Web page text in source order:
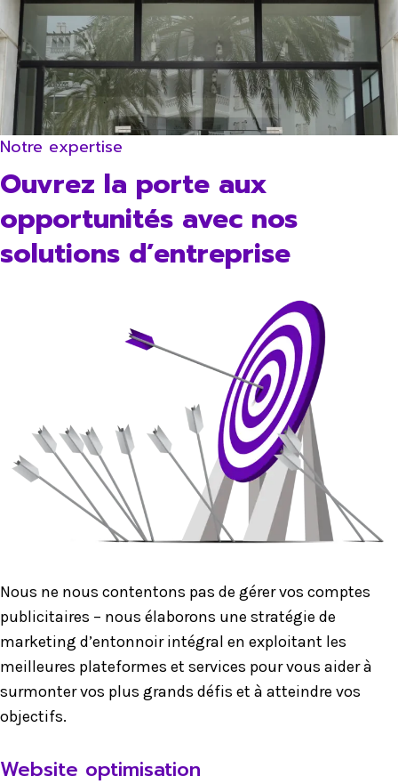
Notre expertise
Ouvrez la porte aux
opportunités avec nos
solutions d’entreprise
Nous ne nous contentons pas de gérer vos comptes
publicitaires – nous élaborons une stratégie de
marketing d’entonnoir intégral en exploitant les
meilleures plateformes et services pour vous aider à
surmonter vos plus grands défis et à atteindre vos
objectifs.
Website optimisation